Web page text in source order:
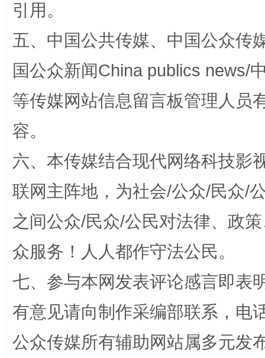
网上购药对药下症？
引用。
五、中国公共传媒、中国公众传
国公众新闻China publics news/
等传媒网站信息留言板管理人员
容。
六、本传媒结合现代网络科技影
联网主阵地，为社会/公众/民众/
之间公众/民众/公民对法律、政
众服务！人人都作守法公民。
七、参与本网发表评论感言即表
有意见请向制作采编部联系，电
公众传媒所有辅助网站属多元发